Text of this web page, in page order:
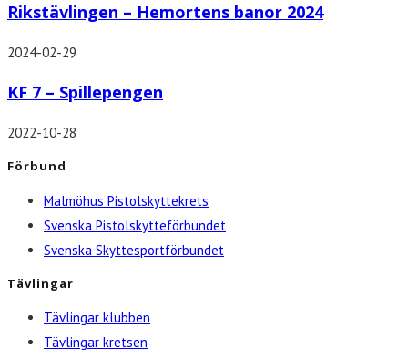
Rikstävlingen – Hemortens banor 2024
2024-02-29
KF 7 – Spillepengen
2022-10-28
Förbund
Malmöhus Pistolskyttekrets
Svenska Pistolskytteförbundet
Svenska Skyttesportförbundet
Tävlingar
Tävlingar klubben
Tävlingar kretsen